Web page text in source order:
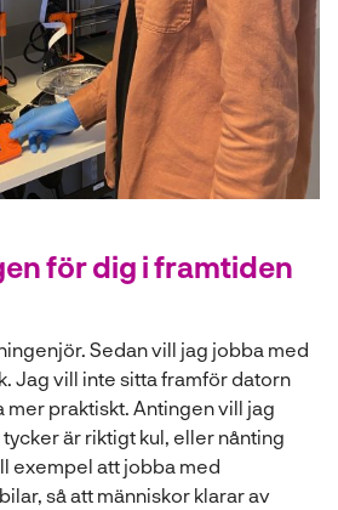
för dig i framtiden
Sedan vill jag jobba med
Jag vill inte sitta framför datorn
mer praktiskt. Antingen vill jag
är riktigt kul, eller nånting
exempel att jobba med
så att människor klarar av